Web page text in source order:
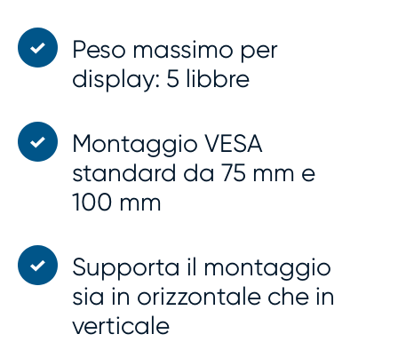
Peso massimo per
display: 5 libbre
Montaggio VESA
standard da 75 mm e
100 mm
Supporta il montaggio
sia in orizzontale che in
verticale